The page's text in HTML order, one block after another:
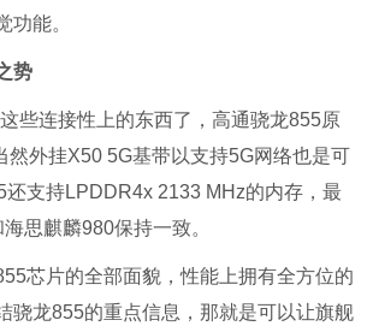
功能。
势
些连接性上的东西了，高通骁龙855原
然外挂X50 5G基带以支持5G网络也是可
还支持LPDDR4x 2133 MHz的内存，最
思麒麟980保持一致。
芯片的全部面貌，性能上拥有全方位的
骁龙855的重点信息，那就是可以让旗舰